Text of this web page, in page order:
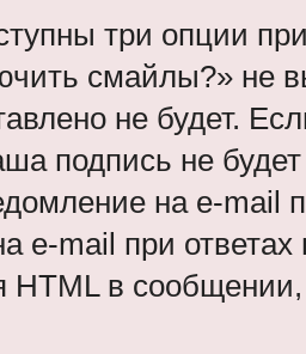
три опции
смайлы?» не
не будет.
подпись не
на e-mail
e-mail при ответах
HTML в